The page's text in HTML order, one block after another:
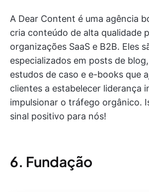
A Dear Content é uma agência
cria conteúdo de alta qualidade
organizações SaaS e B2B. Eles
especializados em posts de
estudos de caso e e-books que
clientes a estabelecer liderança
impulsionar o tráfego orgânico.
sinal positivo para nós!
6. Fundação